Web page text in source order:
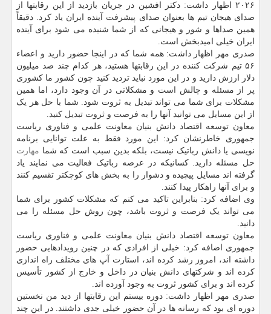
۲۰۲۶ اظهار داشت: دکتر افشین در جریان بازدید از این رقابتها از
صدای هیجان تیم ها بعنوان صدای پیشرفت آینده ایران یاد کرد. دقیقاً
همین صداها و شور و هیجانی که از شما شنیده می شود برای آینده
ایران خیلی امیدبخش است.
صدری مهر اظهار داشت: همه شما که در اینجا حضور دارید و اعضاء
۵۶ تیم شرکت کننده در این رقابتها هستید، هر کدام چند صد میلیون
دلار ارزش دارید و در این مورد نباید تردید کنید چون کشور ما کشوری
پر از مسئله و چالش است و مشکلاتی در آن وجود دارد، اما همین
مشکلات برای شما می تواند تبدیل به ثروت شود. شما با حل هر یک
از این مسایل می توانید آنها را به فرصت و ثروت تبدیل کنید.
معاون توسعه اقتصاد دانش بنیان معاونت علمی و فناوری ریاست
جمهوری خاطرنشان کرد: این مورد فقط به علت توانایی برنامه
نویسی یا دانش رباتیک نیست، بلکه بدین سبب است که شما مهارت
حل مسئله دارید. کسانیکه در عرصه رباتیک فعالیت می نمایند یاد
گرفته اند مسایل پیچیده و دشوار را به بخش های کوچکتر تقسیم کنند
و برای آنها راهکار پیدا کنند.
وی اضافه کرد: بنابراین تاکید می کنم که مشکلات کشور برای شما
می تواند یک فرصت و ثروت باشد، چون روش حل مسئله را می
دانید.
معاون توسعه اقتصاد دانش بنیان معاونت علمی و فناوری ریاست
جمهوری اضافه کرد: خیلی از افرادی که در چنین رویدادهایی حضور
داشته اند، امروز رشد کرده اند، استارت آپ های مختلف راه اندازی
کرده اند و شرکتهای دانش بنیان در داخل و خارج از کشور تأسیس
کرده اند و برای کشور ثروت به وجود آورده اند.
صدری مهر اظهار داشت: دوره بیستم این رقابتها از دید من نخستین
دوره ای بود که رسانه ها در آن حضور خیلی جدی داشتند. در این چند